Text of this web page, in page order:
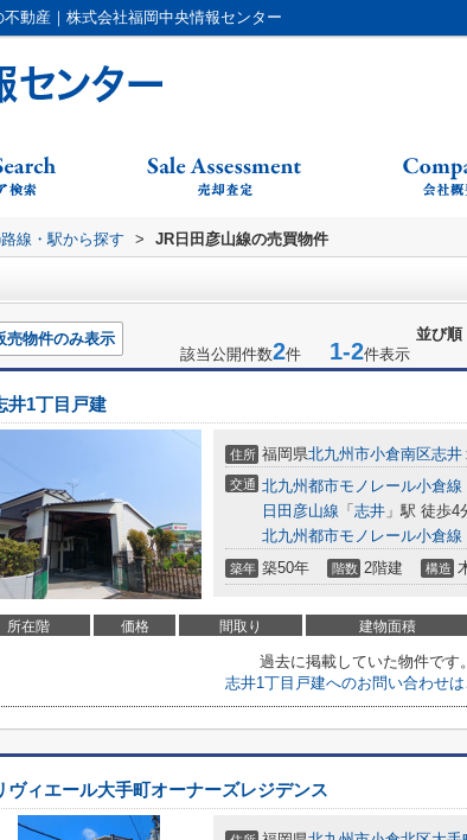
動産｜株式会社福岡中央情報センター
線・駅から探す > JR日田彦山線の売買物件
並び順
売物件のみ表示
該当公開件数2件 1-2件表示
井1丁目戸建
住所 福岡県北九州市小倉南区志井
交通 北九州都市モノレール小倉線
日田彦山線 「 志井 」駅 徒歩4
北九州都市モノレール小倉線
築年 築50年 階数 2階建 構造
所在階 価格 間取り 建物面積
過去に掲載していた物件です。
志井1丁目戸建へのお問い合わせは
ヴィエール大手町オーナーズレジデンス